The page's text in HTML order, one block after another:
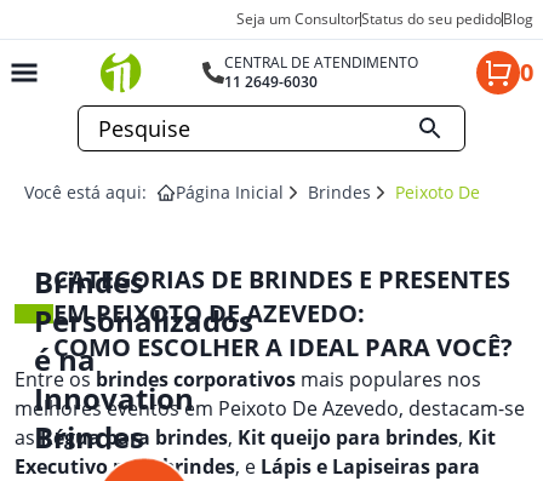
Seja um ConsultorStatus do seu pedidoBlog
CENTRAL DE ATENDIMENTO
11 2649-6030
0
Você está aqui: Página Inicial Brindes Peixoto De
Brindes
Personalizados
é na
Innovation
Brindes
CATEGORIAS DE BRINDES E PRESENTES
EM PEIXOTO DE AZEVEDO:
COMO ESCOLHER A IDEAL PARA VOCÊ?
Entre osbrindes corporativos mais populares nos
melhores eventos em Peixoto De Azevedo, destacam-se
as Régua para brindes, Kit queijo para brindes, Kit
Executivo para brindes, e Lápis e Lapiseiras para